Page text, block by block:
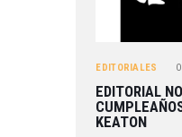
EDITORIALES
EDITORIAL
KEATON